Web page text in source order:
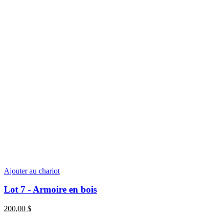
Ajouter au chariot
Lot 7 - Armoire en bois
200,00 $